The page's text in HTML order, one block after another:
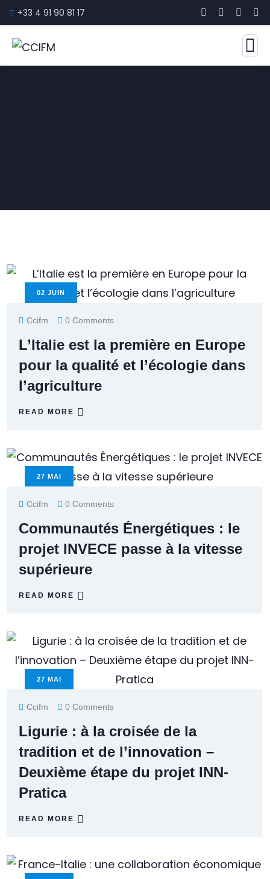
+33 4 91 90 81 17
02 JUIN
Ccifm 0 Comments
L’Italie est la première en Europe
pour la qualité et l’écologie dans
l’agriculture
READ MORE
27 MAI
Ccifm 0 Comments
Communautés Énergétiques : le
projet INVECE passe à la vitesse
supérieure
READ MORE
27 MAI
Ccifm 0 Comments
Ligurie : à la croisée de la
tradition et de l’innovation –
Deuxième étape du projet INN-
Pratica
READ MORE